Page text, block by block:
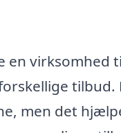
en
men det